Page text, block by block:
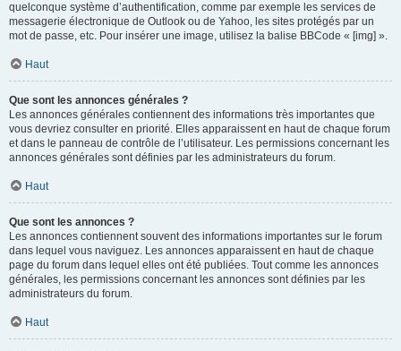
quelconque système d’authentification, comme par exemple les services de
messagerie électronique de Outlook ou de Yahoo, les sites protégés par un
mot de passe, etc. Pour insérer une image, utilisez la balise BBCode « [img] ».
Haut
Que sont les annonces générales ?
Les annonces générales contiennent des informations très importantes que
vous devriez consulter en priorité. Elles apparaissent en haut de chaque forum
et dans le panneau de contrôle de l’utilisateur. Les permissions concernant les
annonces générales sont définies par les administrateurs du forum.
Haut
Que sont les annonces ?
Les annonces contiennent souvent des informations importantes sur le forum
dans lequel vous naviguez. Les annonces apparaissent en haut de chaque
page du forum dans lequel elles ont été publiées. Tout comme les annonces
générales, les permissions concernant les annonces sont définies par les
administrateurs du forum.
Haut